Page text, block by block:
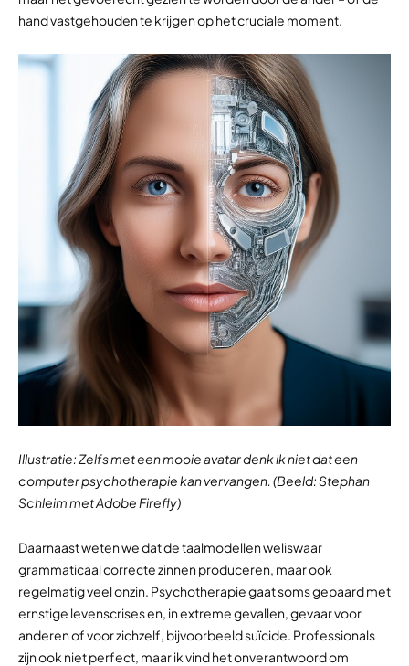
hand vastgehouden te krijgen op het cruciale moment.
Illustratie: Zelfs met een mooie avatar denk ik niet dat een
computer psychotherapie kan vervangen. (Beeld: Stephan
Schleim met Adobe Firefly)
Daarnaast weten we dat de taalmodellen weliswaar
grammaticaal correcte zinnen produceren, maar ook
regelmatig veel onzin. Psychotherapie gaat soms gepaard met
ernstige levenscrises en, in extreme gevallen, gevaar voor
anderen of voor zichzelf, bijvoorbeeld suïcide. Professionals
zijn ook niet perfect, maar ik vind het onverantwoord om